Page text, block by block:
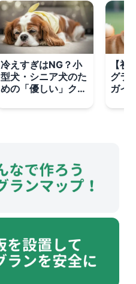
冷えすぎはNG？小
型犬・シニア犬のた
めの「優しい」クー
【
グラ
ガイ
5つ